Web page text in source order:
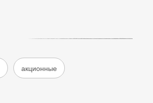
акционные